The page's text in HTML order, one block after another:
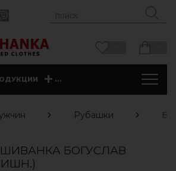
...
Рубашки
БОГУСЛАВ